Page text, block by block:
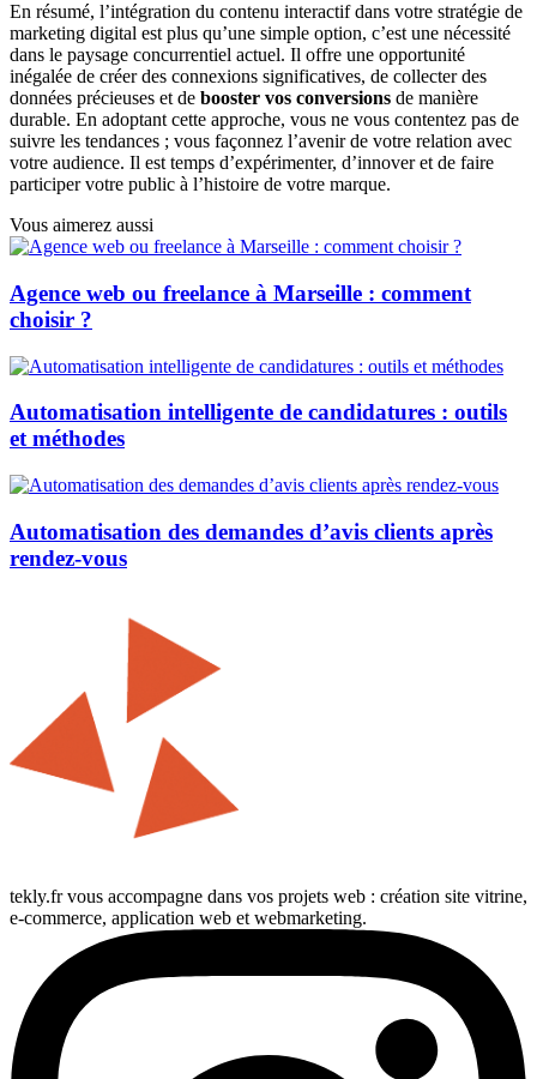
En résumé, l’intégration du contenu interactif dans votre stratégie de
marketing digital est plus qu’une simple option, c’est une nécessité
dans le paysage concurrentiel actuel. Il offre une opportunité
inégalée de créer des connexions significatives, de collecter des
données précieuses et de booster vos conversions de manière
durable. En adoptant cette approche, vous ne vous contentez pas de
suivre les tendances ; vous façonnez l’avenir de votre relation avec
votre audience. Il est temps d’expérimenter, d’innover et de faire
participer votre public à l’histoire de votre marque.
Vous aimerez aussi
Agence web ou freelance à Marseille : comment
choisir ?
Automatisation intelligente de candidatures : outils
et méthodes
Automatisation des demandes d’avis clients après
rendez-vous
tekly.fr vous accompagne dans vos projets web : création site vitrine,
e-commerce, application web et webmarketing.